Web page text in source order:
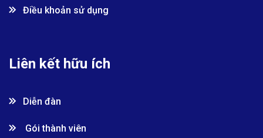
Điều khoản sử dụng
Liên kết hữu ích
Diễn đàn
Gói thành viên